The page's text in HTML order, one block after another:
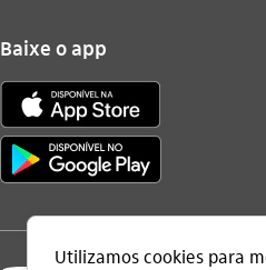
Baixe o app